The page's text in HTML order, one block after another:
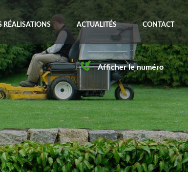
RÉALISATIONS ACTUALITÉS CONTACT
Afficher le numéro